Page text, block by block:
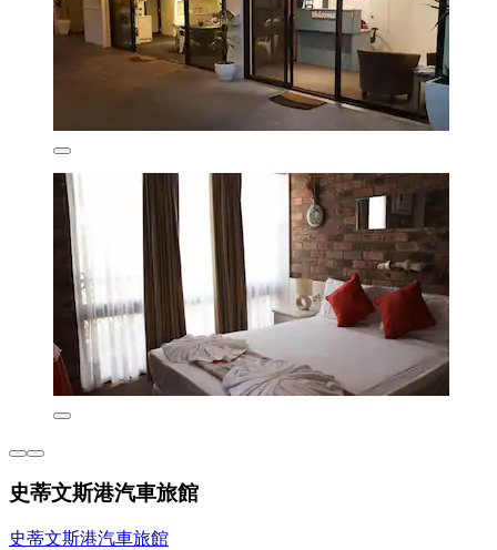
史蒂文斯港汽車旅館
史蒂文斯港汽車旅館